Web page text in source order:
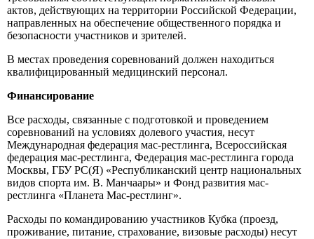
актов, действующих на территории Российской Федерации,
направленных на обеспечение общественного порядка и
безопасности участников и зрителей.
В местах проведения соревнований должен находиться
квалифицированный медицинский персонал.
Финансирование
Все расходы, связанные с подготовкой и проведением
соревнований на условиях долевого участия, несут
Международная федерация мас-рестлинга, Всероссийская
федерация мас-рестлинга, Федерация мас-рестлинга города
Москвы, ГБУ РС(Я) «Республиканский центр национальных
видов спорта им. В. Манчаары» и Фонд развития мас-
рестлинга «Планета Мас-рестлинг».
Расходы по командированию участников Кубка (проезд,
проживание, питание, страхование, визовые расходы) несут